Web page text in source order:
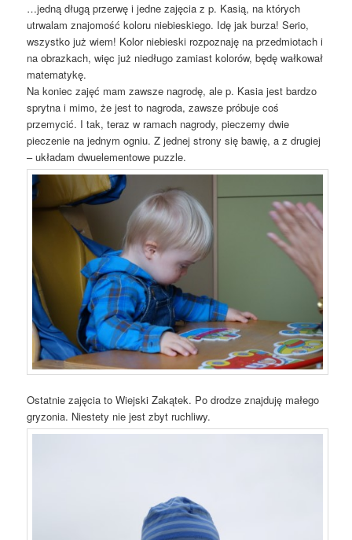
…jedną długą przerwę i jedne zajęcia z p. Kasią, na których
utrwalam znajomość koloru niebieskiego. Idę jak burza! Serio,
wszystko już wiem! Kolor niebieski rozpoznaję na przedmiotach i
na obrazkach, więc już niedługo zamiast kolorów, będę wałkował
matematykę.
Na koniec zajęć mam zawsze nagrodę, ale p. Kasia jest bardzo
sprytna i mimo, że jest to nagroda, zawsze próbuje coś
przemycić. I tak, teraz w ramach nagrody, pieczemy dwie
pieczenie na jednym ogniu. Z jednej strony się bawię, a z drugiej
– układam dwuelementowe puzzle.
Ostatnie zajęcia to Wiejski Zakątek. Po drodze znajduję małego
gryzonia. Niestety nie jest zbyt ruchliwy.